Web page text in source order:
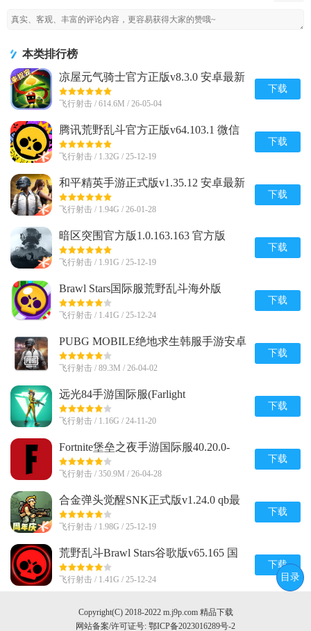
本类排行榜
凉屋元气骑士官方正版v8.3.0 安卓最新
版
飞行射击 / 614.6M / 26-05-04
下载
腾讯荒野乱斗官方正版v64.103.1 微信
qq登录版
飞行射击 / 1.32G / 25-12-19
下载
和平精英手游正式版v1.35.12 安卓最新
版
飞行射击 / 1.94G / 26-01-28
下载
暗区突围官方版1.0.163.163 官方版
飞行射击 / 1.91G / 25-12-19
下载
Brawl Stars国际服荒野乱斗海外版
v65.165 新赛季版
飞行射击 / 1.41G / 25-12-24
下载
PUBG MOBILE绝地求生韩服手游安卓
版v4.3.0 官方直装版
飞行射击 / 89.3M / 26-04-02
下载
远光84手游国际服(Farlight
84)2.6.2.3.1064316 最新完整版
飞行射击 / 1.16G / 24-11-20
下载
Fortnite堡垒之夜手游国际服40.20.0-
52886634-Android 国际版
飞行射击 / 350.9M / 26-04-28
下载
合金弹头觉醒SNK正式版v1.24.0 qb最
新版
飞行射击 / 1.98G / 25-12-19
下载
荒野乱斗Brawl Stars谷歌版v65.165 国
际服
飞行射击 / 1.41G / 25-12-24
下载
Copyright(C) 2018-2022 m.j9p.com 精品下载
网站备案/许可证号: 鄂ICP备2023016289号-2
目录